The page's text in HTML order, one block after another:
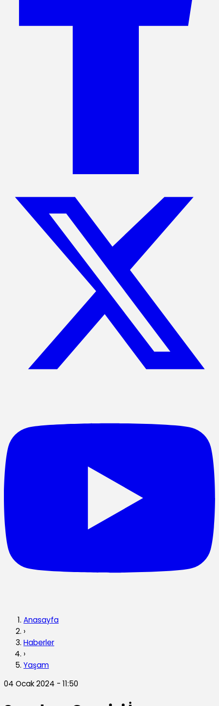
Anasayfa
›
Haberler
›
Yaşam
04 Ocak 2024 - 11:50